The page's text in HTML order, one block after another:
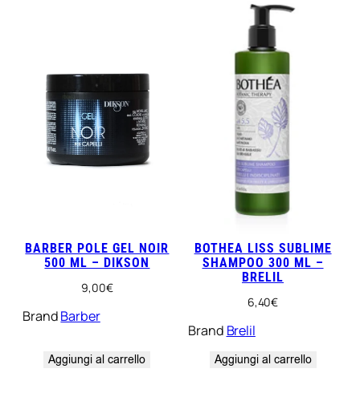
BARBER POLE GEL NOIR
500 ML – DIKSON
9,00€
BrandBarber
Aggiungi al carrello
BOTHEA LISS SUBLIME
SHAMPOO 300 ML –
BRELIL
6,40€
Brand Brelil
Aggiungi al carrello